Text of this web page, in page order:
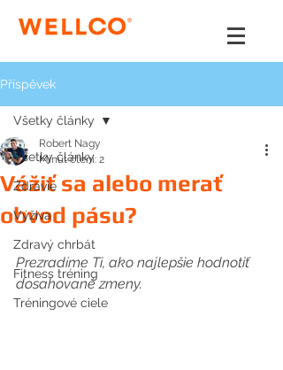
Příspěvek
Všetky články
Zdravie
Výživa
Zdravý chrbát
Fitness tréning
Tréningové ciele
Všetky články
Vážiť sa alebo merať
obvod pásu?
Robert Nagy
Minut čtení: 2
Prezradíme Ti, ako najlepšie hodnotiť
dosahované zmeny.